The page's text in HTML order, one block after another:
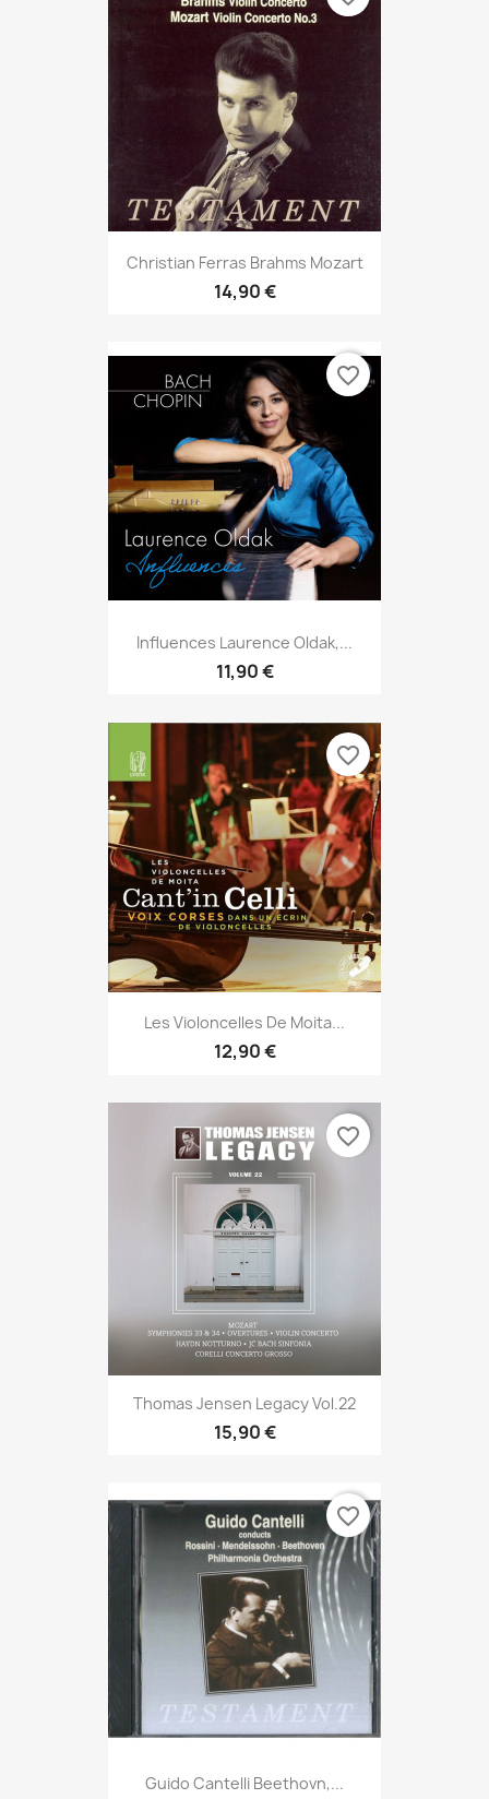
Christian Ferras Brahms Mozart
14,90 €
Influences Laurence Oldak,...
11,90 €
favorite_border
Les Violoncelles De Moita...
12,90 €
favorite_border
Thomas Jensen Legacy Vol.22
15,90 €
favorite_border
Guido Cantelli Beethovn,...
favorite_border